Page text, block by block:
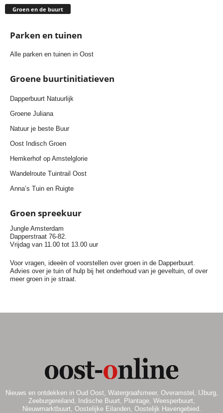
Groen en de buurt
Parken en tuinen
Alle parken en tuinen in Oost
Groene buurtinitiatieven
Dapperbuurt Natuurlijk
Groene Juliana
Natuur je beste Buur
Oost Indisch Groen
Hemkerhof op Amstelglorie
Wandelroute Tuintrail Oost
Anna’s Tuin en Ruigte
Groen spreekuur
Jungle Amsterdam
Dapperstraat 76-82.
Vrijdag van 11.00 tot 13.00 uur
Voor vragen, ideeën of voorstellen over groen in de Dapperbuurt.
Advies over je tuin of hulp bij het onderhoud van je geveltuin, of over
meer groen in je straat.
Nieuws en ontdekken in Oud Oost, Watergraafsmeer, Overamstel, IJburg,
Zeeburgereiland, Indische Buurt, Plantage, Weesperbuurt,
Nieuwmarktbuurt, Oostelijke Eilanden, Oostelijk Havengebied.